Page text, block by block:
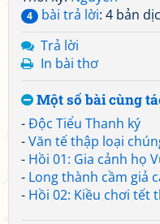
4 bài trả lời: 4 bản
Trả lời
In bài thơ
Một số bài cùng
-Độc Tiểu Thanh ký
-Văn tế thập loại
- Hồi 01: Gia cảnh họ
- Long thành cầm giả
- Hồi 02: Kiều chơi tết